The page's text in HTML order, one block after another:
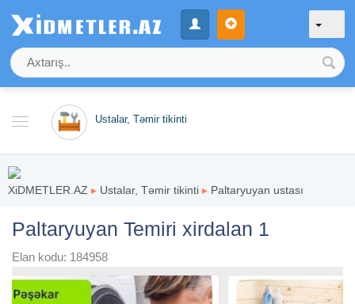
Ustalar, Təmir tikinti
XiDMETLER.AZ ▸ Ustalar, Təmir tikinti ▸ Paltaryuyan ustası
Paltaryuyan Temiri xirdalan 1
Elan kodu: 184958